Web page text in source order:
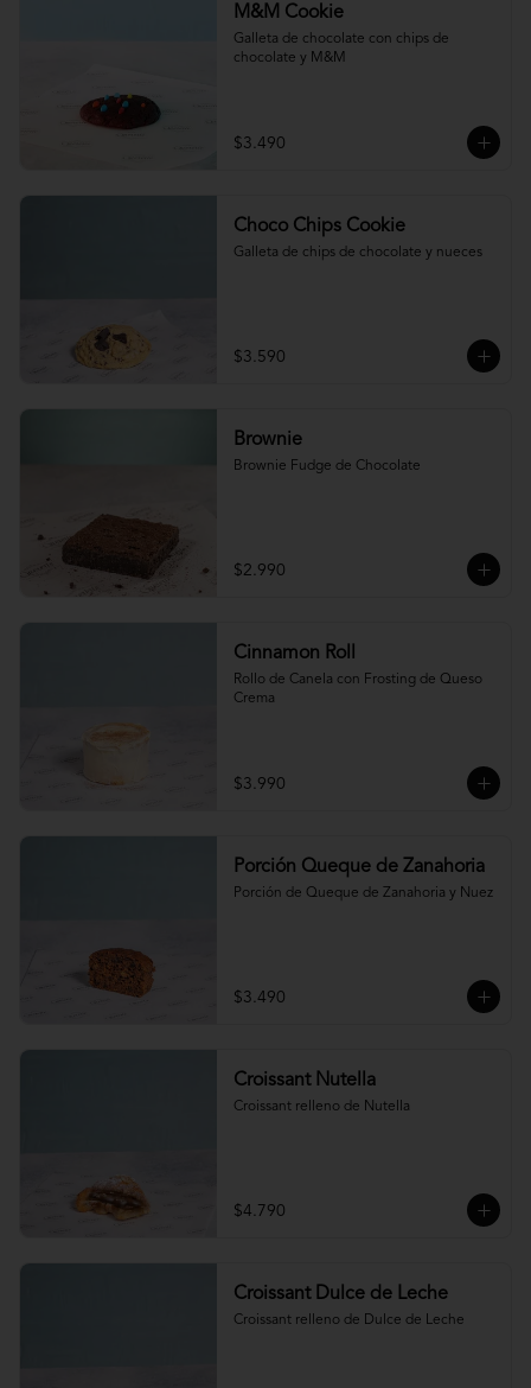
M&M Cookie
Galleta de chocolate con chips de
chocolate y M&M
$3.490
Choco Chips Cookie
Galleta de chips de chocolate y nueces
$3.590
Brownie
Brownie Fudge de Chocolate
$2.990
Cinnamon Roll
Rollo de Canela con Frosting de Queso
Crema
$3.990
Porción Queque de Zanahoria
Porción de Queque de Zanahoria y Nuez
$3.490
Croissant Nutella
Croissant relleno de Nutella
$4.790
Croissant Dulce de Leche
Croissant relleno de Dulce de Leche